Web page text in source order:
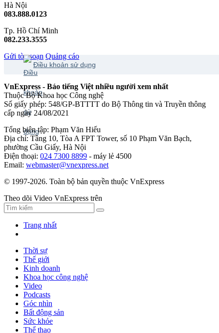
Hà Nội
083.888.0123
Tp. Hồ Chí Minh
082.233.3555
Gửi tòa soạn Quảng cáo
Điều khoản sử dụng
VnExpress - Báo tiếng Việt nhiều người xem nhất
Thuộc Bộ Khoa học Công nghệ
Số giấy phép: 548/GP-BTTTT do Bộ Thông tin và Truyền thông
cấp ngày 24/08/2021
Tổng biên tập: Phạm Văn Hiếu
Địa chỉ: Tầng 10, Tòa A FPT Tower, số 10 Phạm Văn Bạch,
phường Cầu Giấy, Hà Nội
Điện thoại: 024 7300 8899 - máy lẻ 4500
Email: webmaster@vnexpress.net
© 1997-2026. Toàn bộ bản quyền thuộc VnExpress
Theo dõi Video VnExpress trên
Trang nhất
Thời sự
Thế giới
Kinh doanh
Khoa học công nghệ
Video
Podcasts
Góc nhìn
Bất động sản
Sức khỏe
Thể thao